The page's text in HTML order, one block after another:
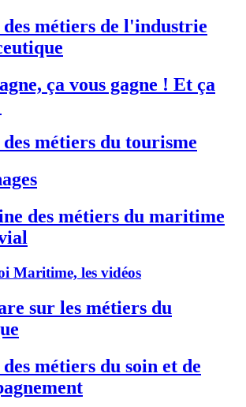
des métiers de l'industrie
ça vous gagne ! Et ça
des métiers du tourisme
des métiers du maritime
Maritime, les vidéos
sur les métiers du
des métiers du soin et de